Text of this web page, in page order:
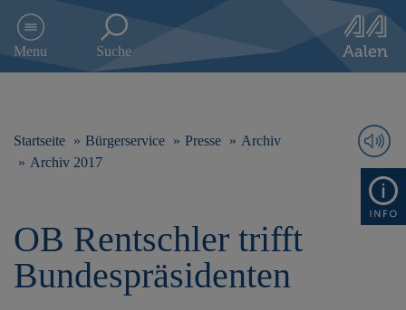
e
Menu Suche
Startseite Bürgerservice Presse
Archiv
Archiv 2017
OB Rentschler trifft
Bundespräsidenten